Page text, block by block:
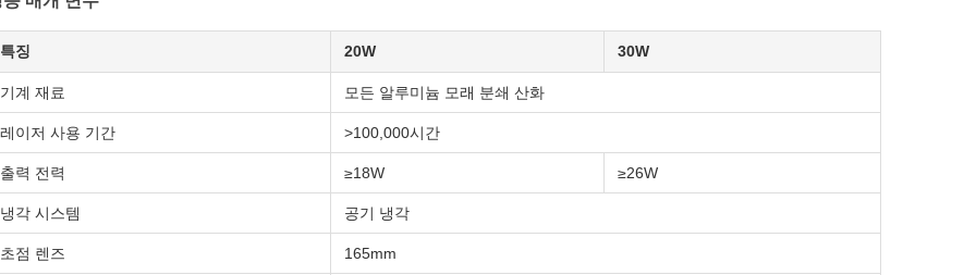
특징 20W 30W
기계 재료 모든 알루미늄 모래 분쇄 산화
레이저 사용 기간 >100,000시간
출력 전력 ≥18W ≥26W
냉각 시스템 공기 냉각
초점 렌즈 165mm